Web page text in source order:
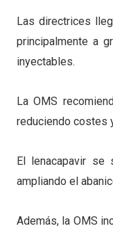
Las directrices
principalmente a
inyectables.
La OMS
reduciendo costes
El lenacapavir se
ampliando el
Además, la OMS